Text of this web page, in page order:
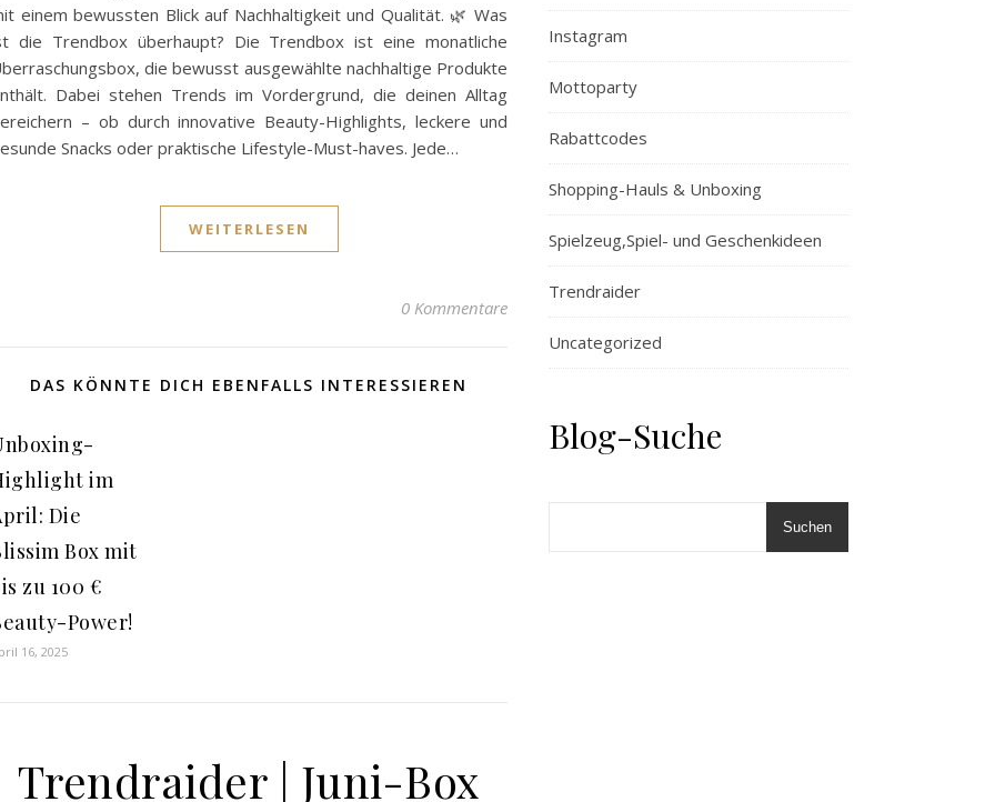
einem bewussten Blick auf Nachhaltigkeit und Qualität. 🌿 Was
die Trendbox überhaupt? Die Trendbox ist eine monatliche
die bewusst ausgewählte nachhaltige Produkte
Dabei stehen Trends im Vordergrund, die deinen Alltag
– ob durch innovative Beauty-Highlights, leckere und
Snacks oder praktische Lifestyle-Must-haves. Jede…
WEITERLESEN
0 Kommentare
DAS KÖNNTE DICH EBENFALLS INTERESSIEREN
im
Die
Box mit
zu 100 €
Power!
16, 2025
Trendraider | Juni-Box
Instagram
Mottoparty
Rabattcodes
Shopping-Hauls & Unboxing
Spielzeug,Spiel- und Geschenkideen
Trendraider
Uncategorized
Blog-Suche
Suchen